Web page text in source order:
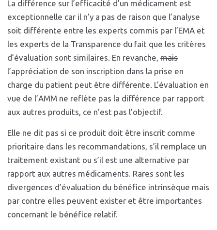
La différence sur l’efficacité d’un médicament est
exceptionnelle car il n’y a pas de raison que l’analyse
soit différente entre les experts commis par l’EMA et
les experts de la Transparence du fait que les critères
d’évaluation sont similaires. En revanche, mais
l’appréciation de son inscription dans la prise en
charge du patient peut être différente. L’évaluation en
vue de l’AMM ne reflète pas la différence par rapport
aux autres produits, ce n’est pas l’objectif.
Elle ne dit pas si ce produit doit être inscrit comme
prioritaire dans les recommandations, s’il remplace un
traitement existant ou s’il est une alternative par
rapport aux autres médicaments. Rares sont les
divergences d’évaluation du bénéfice intrinsèque mais
par contre elles peuvent exister et être importantes
concernant le bénéfice relatif.